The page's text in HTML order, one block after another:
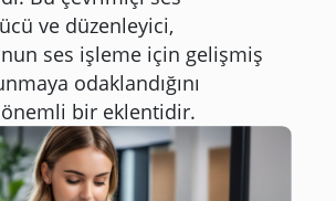
ve düzenleyici,
ses işleme için gelişmiş
odaklandığını
bir eklentidir.